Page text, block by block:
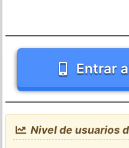
Entrar
Nivel de usuarios